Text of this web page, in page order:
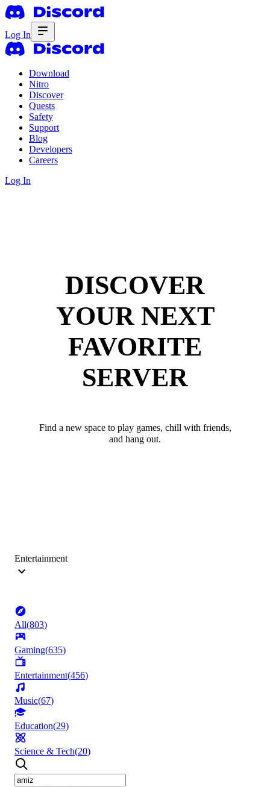
Log In
Download
Nitro
Discover
Quests
Safety
Support
Blog
Developers
Careers
Log In
DISCOVER
YOUR NEXT
FAVORITE
SERVER
Find a new space to play games, chill with friends,
and hang out.
Entertainment
All(803)
Gaming(635)
Entertainment(456)
Music(67)
Education(29)
Science & Tech(20)